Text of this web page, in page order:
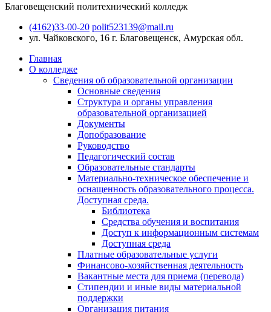
Благовещенский политехнический колледж
(4162)33-00-20 polit523139@mail.ru
ул. Чайковского, 16 г. Благовещенск, Амурская обл.
Главная
О колледже
Сведения об образовательной организации
Основные сведения
Структура и органы управления
образовательной организацией
Документы
Допобразование
Руководство
Педагогический состав
Образовательные стандарты
Материально-техническое обеспечение и
оснащенность образовательного процесса.
Доступная среда.
Библиотека
Средства обучения и воспитания
Доступ к информационным системам
Доступная среда
Платные образовательные услуги
Финансово-хозяйственная деятельность
Вакантные места для приема (перевода)
Стипендии и иные виды материальной
поддержки
Организация питания